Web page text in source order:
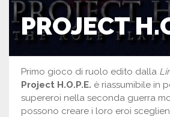
PROJECT
Primo gioco di ruolo edito dalla
Project H.O.P.E. è riassumibile in
supereroi nella seconda guerra
possono creare i loro eroi